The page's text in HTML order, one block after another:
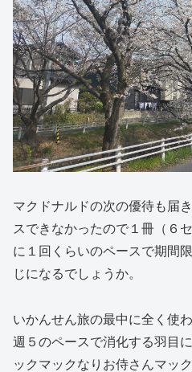
マクドナルドの次の優待も届
スできなかったので１冊（６
に１回くらいのペースで期間
じになるでしょうか。
いかんせん旅の最中に全く使
週５のペースで消化する羽目
ックマックなりお侍さんマッ